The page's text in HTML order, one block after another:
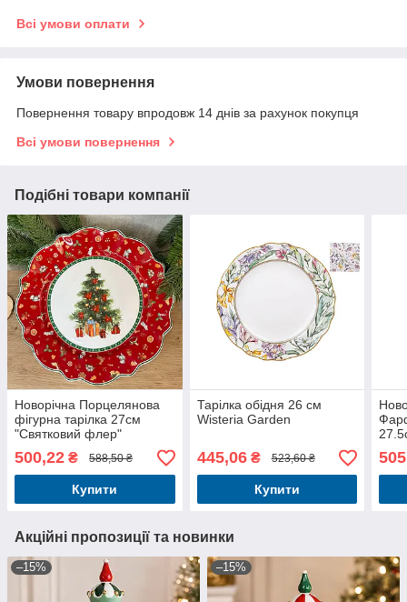
Всі умови оплати
Умови повернення
Повернення товару впродовж 14 днів за рахунок покупця
Всі умови повернення
Подібні товари компанії
Новорічна Порцелянова
фігурна тарілка 27см
"Святковий флер"
500,22 ₴ 588,50 ₴
Купити
Тарілка обідня 26 см
Wisteria Garden
445,06₴ 523,60 ₴
Купити
Акційні пропозиції та новинки
–15% –15%